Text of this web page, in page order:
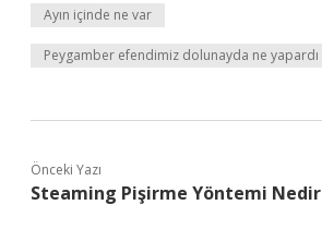
Ayın içinde ne var
Peygamber efendimiz dolunayda ne yapardı
Önceki Yazı
Steaming Pişirme Yöntemi Nedir